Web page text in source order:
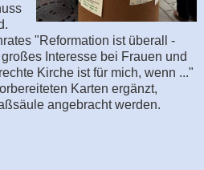
"Reformation ist überall -
Interesse bei Frauen und
Kirche ist für mich, wenn ..."
Karten ergänzt,
angebracht werden.